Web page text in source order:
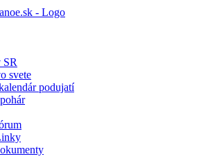
SR
svete
podujatí